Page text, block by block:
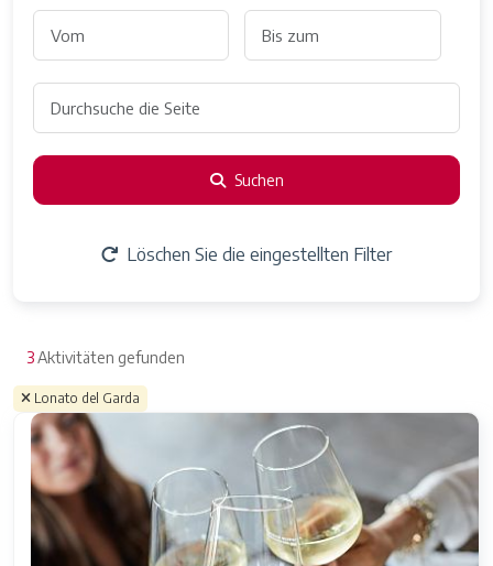
Suchen
Löschen Sie die eingestellten Filter
3Aktivitäten gefunden
Lonato del Garda